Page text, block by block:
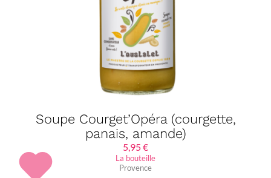
Soupe Courget’Opéra (courgette,
panais, amande)
5,95€
La bouteille
Provence